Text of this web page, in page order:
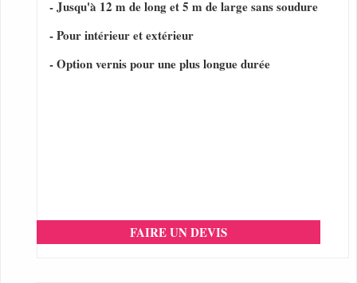
- Jusqu'à 12 m de long et 5 m de large sans soudure
- Pour intérieur et extérieur
- Option vernis pour une plus longue durée
FAIRE UN DEVIS